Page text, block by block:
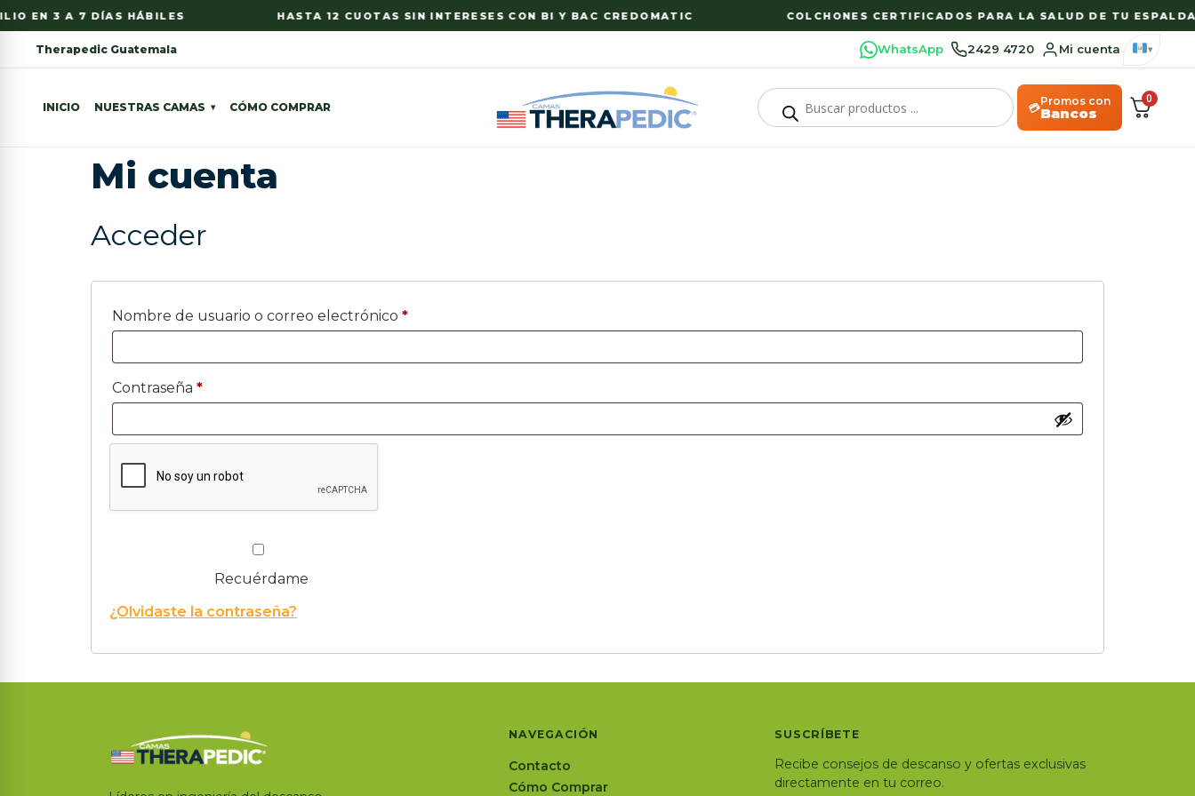
EN 3 A 7 DÍAS HÁBILES HASTA 12 CUOTAS SIN INTERESES CON BI Y BAC CREDOMATIC COLCHONES CERTIFICADOS PARA LA SALUD DE TU ESPALDA
Therapedic Guatemala WhatsApp 2429 4720 Mi cuenta
INICIO NUESTRAS CAMAS CÓMO COMPRAR 💳
Promos con
Bancos
0
Mi cuenta
Acceder
Nombre de usuario o correo electrónico *
Contraseña *
Recuérdame
¿Olvidaste la contraseña?
NAVEGACIÓN
Contacto
Cómo Comprar
SUSCRÍBETE
Recibe consejos de descanso y ofertas exclusivas
directamente en tu correo.